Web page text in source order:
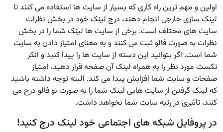
اولین و مهم ترین راه کاری که بسیار از سایت ها استفاده می کنند تا
لینک سازی خارجی انجام دهند، درج لینک خود در بخش نظرات
سایت های مختلف است. برخی از سایت ها لینک شما را در بخش
نظرات به صورت فالو ثبت می کنند و به معنای امتیاز دادن به سایت
شما است. اگر بتوانید این دسته از سایت ها را پیدا کنید و انکر
تکست مورد نظر را به همراه لینک آن صفحه قرار دهید، امتیاز
صفحات و سایت شما افزایش پیدا می کند. البته توجه داشته باشید
که لینک گرفتن از سایت هایی لینک شما را به صورت نو فالو درج می
کنند، تاثیری در رتبه سایت شما نخواهد داشت.
در پروفایل شبکه های اجتماعی خود لینک درج کنید!